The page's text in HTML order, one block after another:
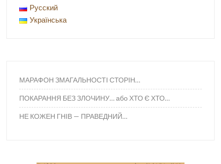
Русский
Українська
МАРАФОН ЗМАГАЛЬНОСТІ СТОРІН…
ПОКАРАННЯ БЕЗ ЗЛОЧИНУ… або ХТО Є ХТО…
НЕ КОЖЕН ГНІВ — ПРАВЕДНИЙ…